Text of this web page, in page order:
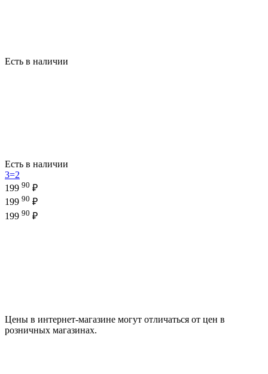
Есть в наличии
Есть в наличии
3=2
199 90 ₽
199 90 ₽
199 90 ₽
Цены в интернет-магазине могут отличаться от цен в
розничных магазинах.